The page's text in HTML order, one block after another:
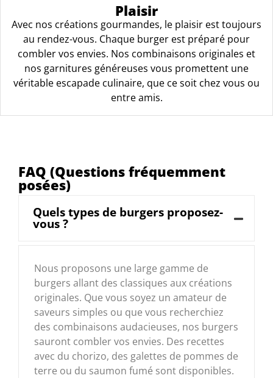
Plaisir
Avec nos créations gourmandes, le plaisir est toujours
au rendez-vous. Chaque burger est préparé pour
combler vos envies. Nos combinaisons originales et
nos garnitures généreuses vous promettent une
véritable escapade culinaire, que ce soit chez vous ou
entre amis.
FAQ (Questions fréquemment
posées)
Quels types de burgers proposez-
vous ?
Nous proposons une large gamme de
burgers allant des classiques aux créations
originales. Que vous soyez un amateur de
saveurs simples ou que vous recherchiez
des combinaisons audacieuses, nos burgers
sauront combler vos envies. Des recettes
avec du chorizo, des galettes de pommes de
terre ou du saumon fumé sont disponibles.